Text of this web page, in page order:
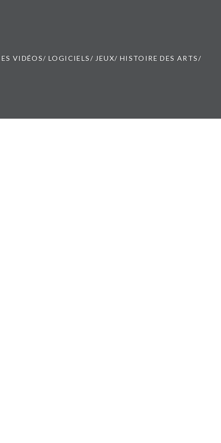
VIDÉOS/ LOGICIELS/ JEUX/ HISTOIRE DES ARTS/